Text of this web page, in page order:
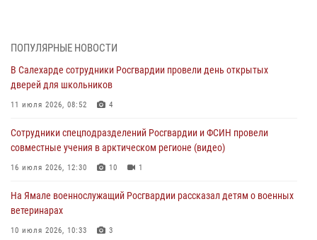
03 августа 2026, 07:21 2
Генерал-полковник Юрий Аверин выступил на Всероссийском
молодёжном образовательном форуме «Территория смыслов»
03 августа 2026, 06:54
Директор Росгвардии Герой России генерал армии Виктор Золотов
поздравил специалистов подразделений тыла с профессиональным
праздником
Сотрудники СОБР «Варк» повышают боевое мастерство на Ямале
30 июля 2026, 09:34 1
ПОПУЛЯРНЫЕ НОВОСТИ
В Салехарде сотрудники Росгвардии провели день открытых
дверей для школьников
11 июля 2026, 08:52 4
Сотрудники спецподразделений Росгвардии и ФСИН провели
совместные учения в арктическом регионе (видео)
16 июля 2026, 12:30 10 1
На Ямале военнослужащий Росгвардии рассказал детям о военных
ветеринарах
10 июля 2026, 10:33 3